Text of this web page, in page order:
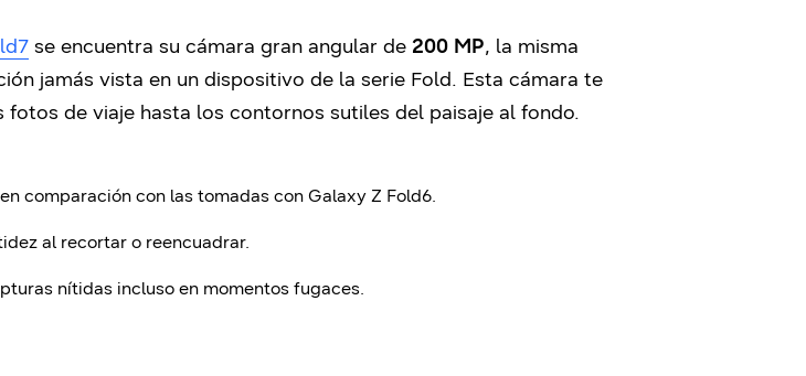
se encuentra su cámara gran angular de 200 MP, la misma
jamás vista en un dispositivo de la serie Fold. Esta cámara te
de viaje hasta los contornos sutiles del paisaje al fondo.
en comparación con las tomadas con Galaxy Z Fold6.
al recortar o reencuadrar.
nítidas incluso en momentos fugaces.